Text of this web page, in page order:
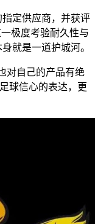
定供应商，并获评
极度考验耐久性与
就是一道护城河。
对自己的产品有绝
球信心的表达，更